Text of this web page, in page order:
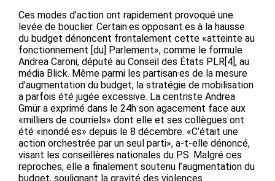
Ces modes d’action ont rapidement provoqué une
levée de bouclier. Certain·es opposant·es à la hausse
du budget dénoncent frontalement cette «atteinte au
fonctionnement [du] Parlement», comme le formule
Andrea Caroni, député au Conseil des États PLR[4], au
média Blick. Même parmi les partisan·es de la mesure
d’augmentation du budget, la stratégie de mobilisation
a parfois été jugée excessive. La centriste Andrea
Gmür a exprimé dans le 24h son agacement face aux
«milliers de courriels» dont elle et ses collègues ont
été «inondé·es» depuis le 8 décembre. «C’était une
action orchestrée par un seul parti», a-t-elle dénoncé,
visant les conseillères nationales du PS. Malgré ces
reproches, elle a finalement soutenu l’augmentation du
budget, soulignant la gravité des violences